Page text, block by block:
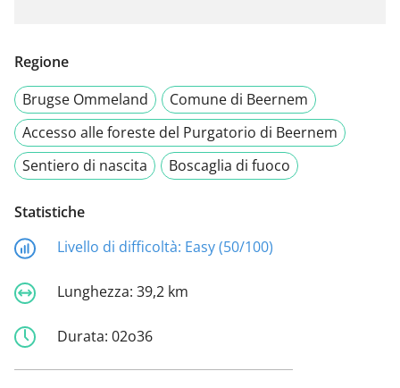
Regione
Brugse Ommeland
Comune di Beernem
Accesso alle foreste del Purgatorio di Beernem
Sentiero di nascita
Boscaglia di fuoco
Statistiche
Livello di difficoltà: Easy (50/100)
Lunghezza: 39,2 km
Durata: 02o36